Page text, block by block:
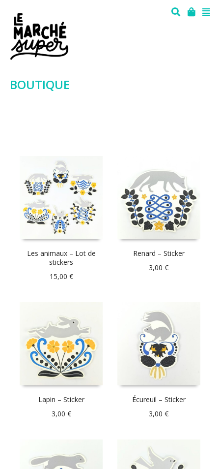
BOUTIQUE
Les animaux – Lot de
stickers
15,00 €
Renard – Sticker
3,00€
Lapin – Sticker
3,00 €
Écureuil – Sticker
3,00€